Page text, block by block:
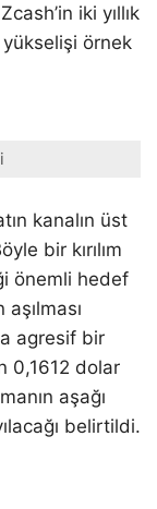
iki yıllık
yükselişi örnek
kanalın üst
bir kırılım
önemli hedef
agresif bir
0,1612 dolar
aşağı
belirtildi.